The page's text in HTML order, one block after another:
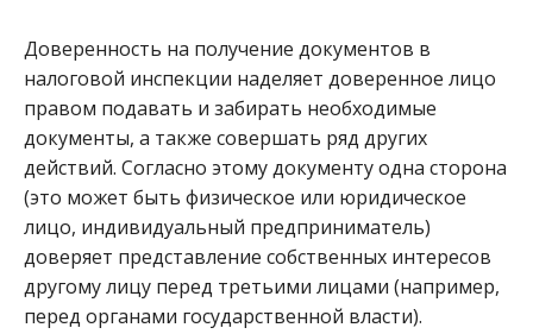
Доверенность на получение документов в
налоговой инспекции наделяет доверенное лицо
правом подавать и забирать необходимые
документы, а также совершать ряд других
действий. Согласно этому документу одна сторона
(это может быть физическое или юридическое
лицо, индивидуальный предприниматель)
доверяет представление собственных интересов
другому лицу перед третьими лицами (например,
перед органами государственной власти).